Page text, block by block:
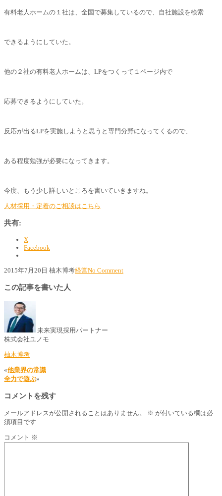
有料老人ホームの１社は、全国で募集しているので、自社施設を検索
できるようにしていた。
他の２社の有料老人ホームは、LPをつくって１ページ内で
応募できるようにしていた。
反応が出るLPを実施しようと思うと専門分野になってくるので、
ある程度勉強が必要になってきます。
今度、もう少し詳しいところを書いていきますね。
人材採用・定着のご相談はこちら
共有:
X
Facebook
2015年7月20日 柚木博考経営No Comment
この記事を書いた人
未来実現採用パートナー
株式会社ユノモ
柚木博考
«他業界の常識
全力で遊ぶ»
コメントを残す
メールアドレスが公開されることはありません。 ※ が付いている欄は必
須項目です
コメント ※